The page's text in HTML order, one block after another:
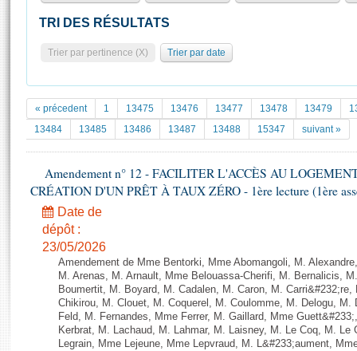
Pétitions
Documents parlementaires
Projets de loi
Propositions de loi
Amendements
Textes adoptés
Rapports d'information
Rapports d'enquête
Rapports législatifs
Rapports sur l'application des lois
Baromètre de l’application des lois
Statistiques et chiffres clés
Documents de référence
( Constitution | Règlement de l'Assemblée ... )
Histoire
Juniors
Anciennes législatures
Liens vers les sites publics
La Bibliothèque
Les archives
Photos libres de droit
TRI DES RÉSULTATS
Trier par pertinence (X) Trier par date
« précedent 1 13475 13476 13477 13478 13479
13484
13485 13486 13487 13488 15347 suivant »
Amendement n° 12 - FACILITER L'ACCÈS AU
CRÉATION D'UN PRÊT À TAUX ZÉRO - 1ère lecture (1ère
Date de
dépôt :
23/05/2026
Amendement de Mme Bentorki, Mme Abomangoli, M.
M. Arenas, M. Arnault, Mme Belouassa-Cherifi, M. Bernalicis,
Boumertit, M. Boyard, M. Cadalen, M. Caron, M.
Chikirou, M. Clouet, M. Coquerel, M. Coulomme, M. Delogu, M.
Feld, M. Fernandes, Mme Ferrer, M. Gaillard, Mme
Kerbrat, M. Lachaud, M. Lahmar, M. Laisney, M. Le Coq, M. Le
Legrain, Mme Lejeune, Mme Lepvraud, M. L&#233;aument,